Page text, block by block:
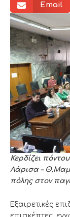
Email
Κερδίζει
Λάρισα –
πόλης στον
Εξαιρετικές